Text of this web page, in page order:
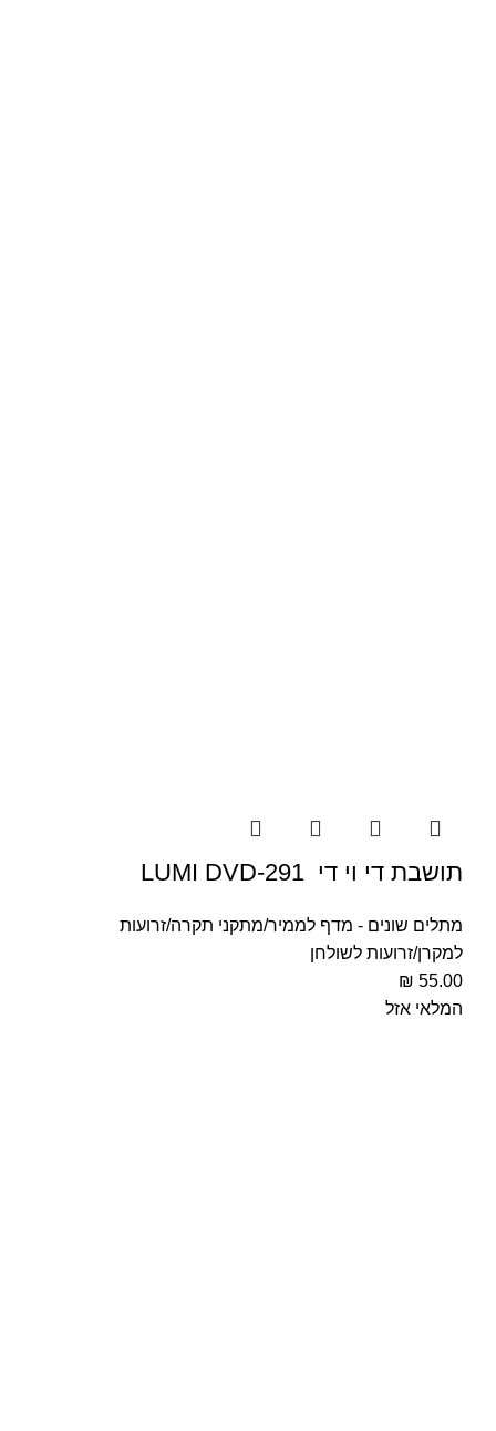
תושבת די וי די LUMI DVD-291
מתלים שונים - מדף לממיר/מתקני תקרה/זרועות
למקרן/זרועות לשולחן
₪ 55.00
המלאי אזל